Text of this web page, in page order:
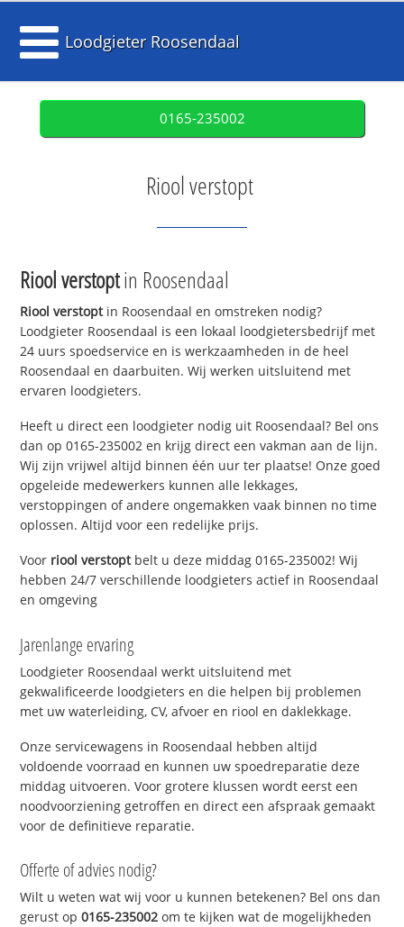
Loodgieter Roosendaal
0165-235002
Riool verstopt
Riool verstoptin Roosendaal
Riool verstoptin Roosendaal en omstreken nodig?
Loodgieter Roosendaal is een lokaal loodgietersbedrijf met
24 uurs spoedservice en is werkzaamheden in de heel
Roosendaal en daarbuiten. Wij werken uitsluitend met
ervaren loodgieters.
Heeft u direct een loodgieter nodig uit Roosendaal? Bel ons
dan op 0165-235002 en krijg direct een vakman aan de lijn.
Wij zijn vrijwel altijd binnen één uur ter plaatse! Onze goed
opgeleide medewerkers kunnen alle lekkages,
verstoppingen of andere ongemakken vaak binnen no time
oplossen. Altijd voor een redelijke prijs.
Voor riool verstoptbelt u deze middag 0165-235002! Wij
hebben 24/7 verschillende loodgieters actief in Roosendaal
en omgeving
Jarenlange ervaring
Loodgieter Roosendaal werkt uitsluitend met
gekwalificeerde loodgieters en die helpen bij problemen
met uw waterleiding, CV, afvoer en riool en daklekkage.
Onze servicewagens in Roosendaal hebben altijd
voldoende voorraad en kunnen uw spoedreparatie deze
middag uitvoeren. Voor grotere klussen wordt eerst een
noodvoorziening getroffen en direct een afspraak gemaakt
voor de definitieve reparatie.
Offerte of advies nodig?
Wilt u weten wat wij voor u kunnen betekenen? Bel ons dan
gerust op0165-235002 om te kijken wat de mogelijkheden